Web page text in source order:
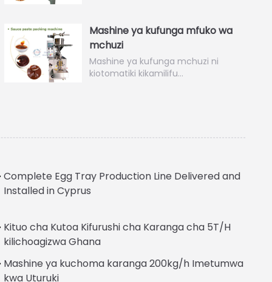
Mashine ya kufunga mfuko wa
mchuzi
Mashine ya kufunga mchuzi ni
kiotomatiki kikamilifu…
Complete Egg Tray Production Line Delivered and
Installed in Cyprus
Kituo cha Kutoa Kifurushi cha Karanga cha 5T/H
kilichoagizwa Ghana
Mashine ya kuchoma karanga 200kg/h Imetumwa
kwa Uturuki